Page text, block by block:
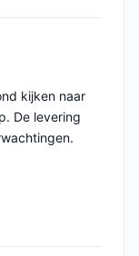
kijken naar
De levering